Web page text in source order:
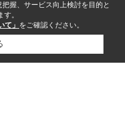
握、サービス向上検討を目的と
。
て」 をご確認ください。